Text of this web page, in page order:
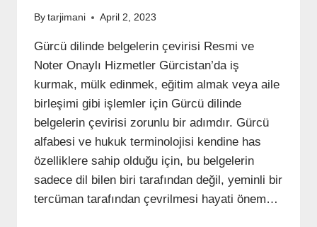
By tarjimani April 2, 2023
Gürcü dilinde belgelerin çevirisi Resmi ve
Noter Onaylı Hizmetler Gürcistan’da iş
kurmak, mülk edinmek, eğitim almak veya aile
birleşimi gibi işlemler için Gürcü dilinde
belgelerin çevirisi zorunlu bir adımdır. Gürcü
alfabesi ve hukuk terminolojisi kendine has
özelliklere sahip olduğu için, bu belgelerin
sadece dil bilen biri tarafından değil, yeminli bir
tercüman tarafından çevrilmesi hayati önem…